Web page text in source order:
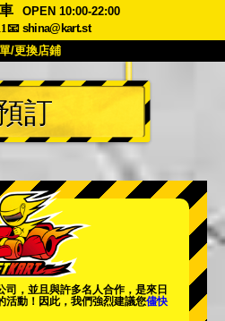
OPEN 10:00-22:00
📧 shina@kart.st
/更換店鋪
首頁
規格 價格
預訂
更換店鋪
東京灣
訂
司，並且與許多名人合作，是來日
活動 ！因此，我們強烈建議您儘快